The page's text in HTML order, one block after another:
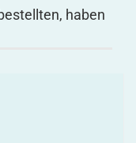
haben